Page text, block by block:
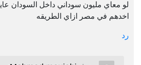
لو معاي مليون سوداني داخل السودان
اخدهم في مصر ازاي الطريقه
رد